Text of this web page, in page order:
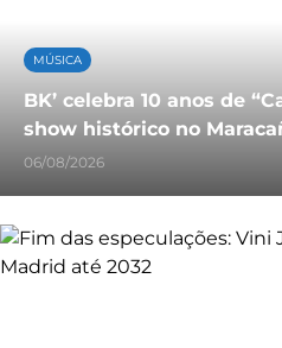
MÚSICA
BK’ celebra 10 anos de
show histórico no
06/08/2026